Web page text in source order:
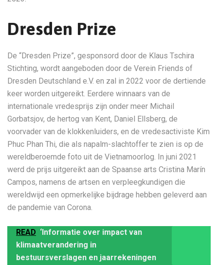
Dresden Prize
De “Dresden Prize”, gesponsord door de Klaus Tschira
Stichting, wordt aangeboden door de Verein Friends of
Dresden Deutschland e.V. en zal in 2022 voor de dertiende
keer worden uitgereikt. Eerdere winnaars van de
internationale vredesprijs zijn onder meer Michail
Gorbatsjov, de hertog van Kent, Daniel Ellsberg, de
voorvader van de klokkenluiders, en de vredesactiviste Kim
Phuc Phan Thi, die als napalm-slachtoffer te zien is op de
wereldberoemde foto uit de Vietnamoorlog. In juni 2021
werd de prijs uitgereikt aan de Spaanse arts Cristina Marín
Campos, namens de artsen en verpleegkundigen die
wereldwijd een opmerkelijke bijdrage hebben geleverd aan
de pandemie van Corona.
READ ‘Informatie over impact van
klimaatverandering in
bestuursverslagen en jaarrekeningen